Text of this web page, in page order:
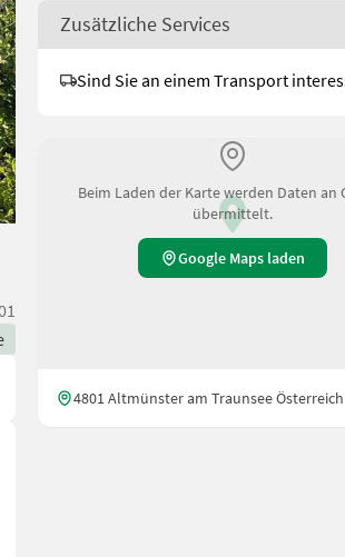
Zusätzliche Services
Sind Sie an einem Transport
Beim Laden der Karte werden Daten an
übermittelt.
Google Maps laden
4801 Altmünster am Traunsee Österreich